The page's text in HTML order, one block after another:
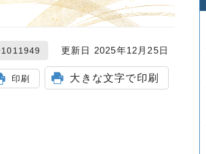
更新日 2025年12月25日
印刷 大きな文字で印刷